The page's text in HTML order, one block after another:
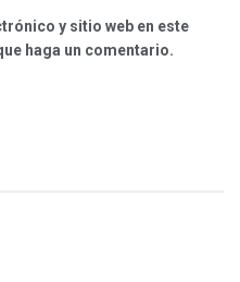
y sitio web en este
haga un comentario.